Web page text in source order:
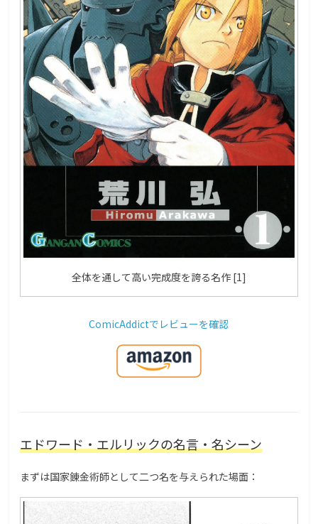
全体を通して高い完成度を誇る名作 [1]
ComicAddictでレビューを確認
エドワード・エルリックの名言・名シーン
まずは国家錬金術師として二つ名を与えられた場面：